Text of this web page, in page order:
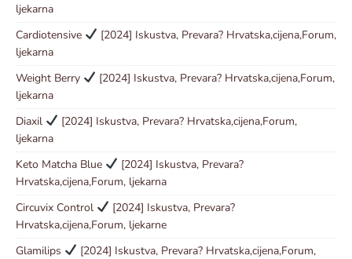
ljekarna
Cardiotensive
[2024] Iskustva, Prevara? Hrvatska,cijena,Forum,
ljekarna
Weight Berry
[2024] Iskustva, Prevara? Hrvatska,cijena,Forum,
ljekarna
Diaxil
[2024] Iskustva, Prevara? Hrvatska,cijena,Forum,
ljekarna
Keto Matcha Blue
[2024] Iskustva, Prevara?
Hrvatska,cijena,Forum, ljekarna
Circuvix Control
[2024] Iskustva, Prevara?
Hrvatska,cijena,Forum, ljekarne
Glamilips
[2024] Iskustva, Prevara? Hrvatska,cijena,Forum,